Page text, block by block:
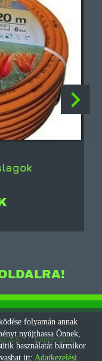
Impresszum
folyamán annak
nyújthassa Önnek,
használatát bármikor
itt: Adatkezelési